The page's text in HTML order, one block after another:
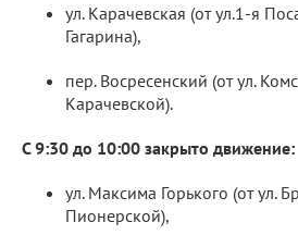
ул. Карачевская (от ул.1-я
Гагарина),
пер. Восресенский (от ул.
Карачевской).
С 9:30 до 10:00 закрыто движение:
ул. Максима Горького (от ул.
Пионерской),